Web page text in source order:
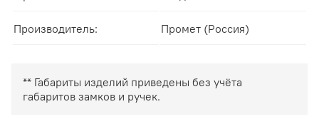
Производитель: Промет (Россия)
** Габариты изделий приведены без учёта
габаритов замков и ручек.